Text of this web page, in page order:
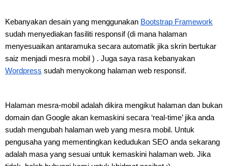
Kebanyakan desain yang menggunakan Bootstrap Framework
sudah menyediakan fasiliti responsif (di mana halaman
menyesuaikan antaramuka secara automatik jika skrin bertukar
Wordpress sudah menyokong halaman web responsif.
Halaman mesra-mobil adalah dikira mengikut halaman dan bukan
domain dan Google akan kemaskini secara ‘real-time’ jika anda
sudah mengubah halaman web yang mesra mobil. Untuk
pengusaha yang mementingkan kedudukan SEO anda sekarang
adalah masa yang sesuai untuk kemaskini halaman web. Jika